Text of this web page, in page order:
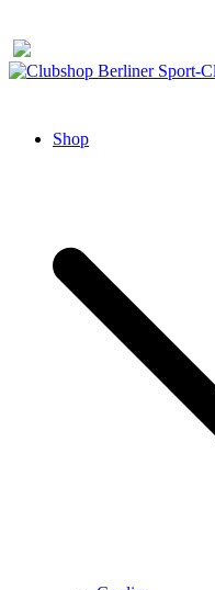
Inhalt
springen
Shop